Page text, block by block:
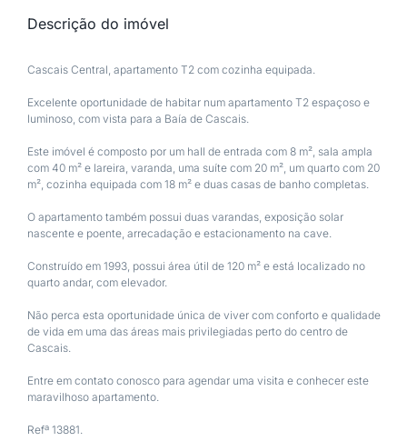
Descrição do imóvel
Cascais Central, apartamento T2 com cozinha equipada.
Excelente oportunidade de habitar num apartamento T2 espaçoso e
luminoso, com vista para a Baía de Cascais.
Este imóvel é composto por um hall de entrada com 8 m², sala ampla
com 40 m² e lareira, varanda, uma suíte com 20 m², um quarto com 20
m², cozinha equipada com 18 m² e duas casas de banho completas.
O apartamento também possui duas varandas, exposição solar
nascente e poente, arrecadação e estacionamento na cave.
Construído em 1993, possui área útil de 120 m² e está localizado no
quarto andar, com elevador.
Não perca esta oportunidade única de viver com conforto e qualidade
de vida em uma das áreas mais privilegiadas perto do centro de
Cascais.
Entre em contato conosco para agendar uma visita e conhecer este
maravilhoso apartamento.
Refª 13881.